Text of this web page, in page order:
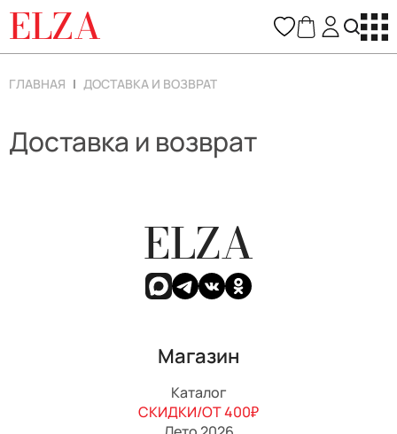
ELZA
ГЛАВНАЯ ДОСТАВКА И ВОЗВРАТ
Доставка и возврат
ELZA
Магазин
Каталог
СКИДКИ/ОТ 400₽